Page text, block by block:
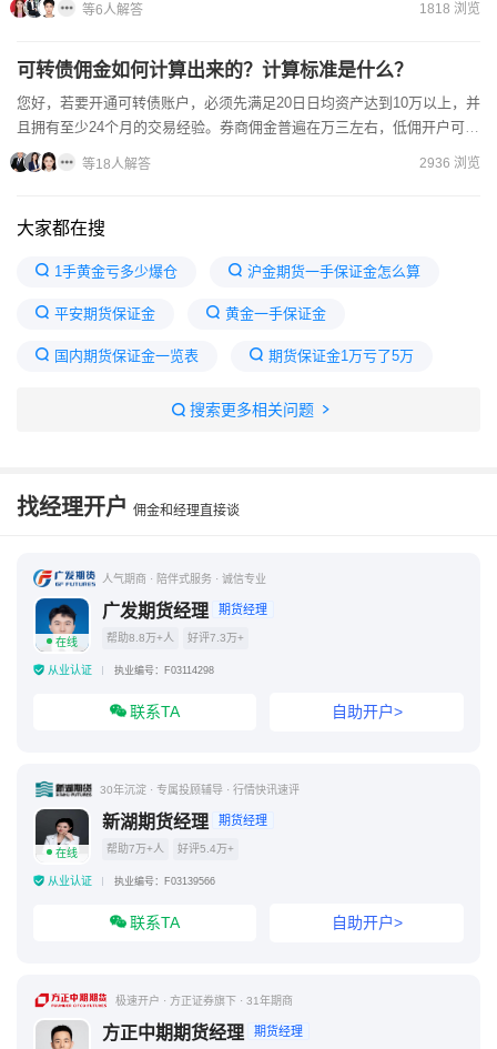
等6人解答 1818 浏览
可转债佣金如何计算出来的？计算标准是什么？
您好，若要开通可转债账户，必须先满足20日日均资产达到10万以上，并
且拥有至少24个月的交易经验。券商佣金普遍在万三左右，低佣开户可以
找客户经理进行协商的，交易手续费根据遇到的券商和客...
等18人解答 2936 浏览
大家都在搜
1手黄金亏多少爆仓 沪金期货一手保证金怎么算
平安期货保证金 黄金一手保证金
国内期货保证金一览表 期货保证金1万亏了5万
一手白银期货保证金多少 期货每手保证金怎么算
搜索更多相关问题
找经理开户 佣金和经理直接谈
人气期商 · 陪伴式服务 · 诚信专业
在线
广发期货经理 期货经理
帮助8.8万+人 好评7.3万+
从业认证 执业编号：F03114298
联系TA 自助开户>
30年沉淀 · 专属投顾辅导 · 行情快讯速评
在线
新湖期货经理 期货经理
帮助7万+人 好评5.4万+
从业认证 执业编号：F03139566
联系TA 自助开户>
极速开户 · 方正证券旗下 · 31年期商
方正中期期货经理 期货经理